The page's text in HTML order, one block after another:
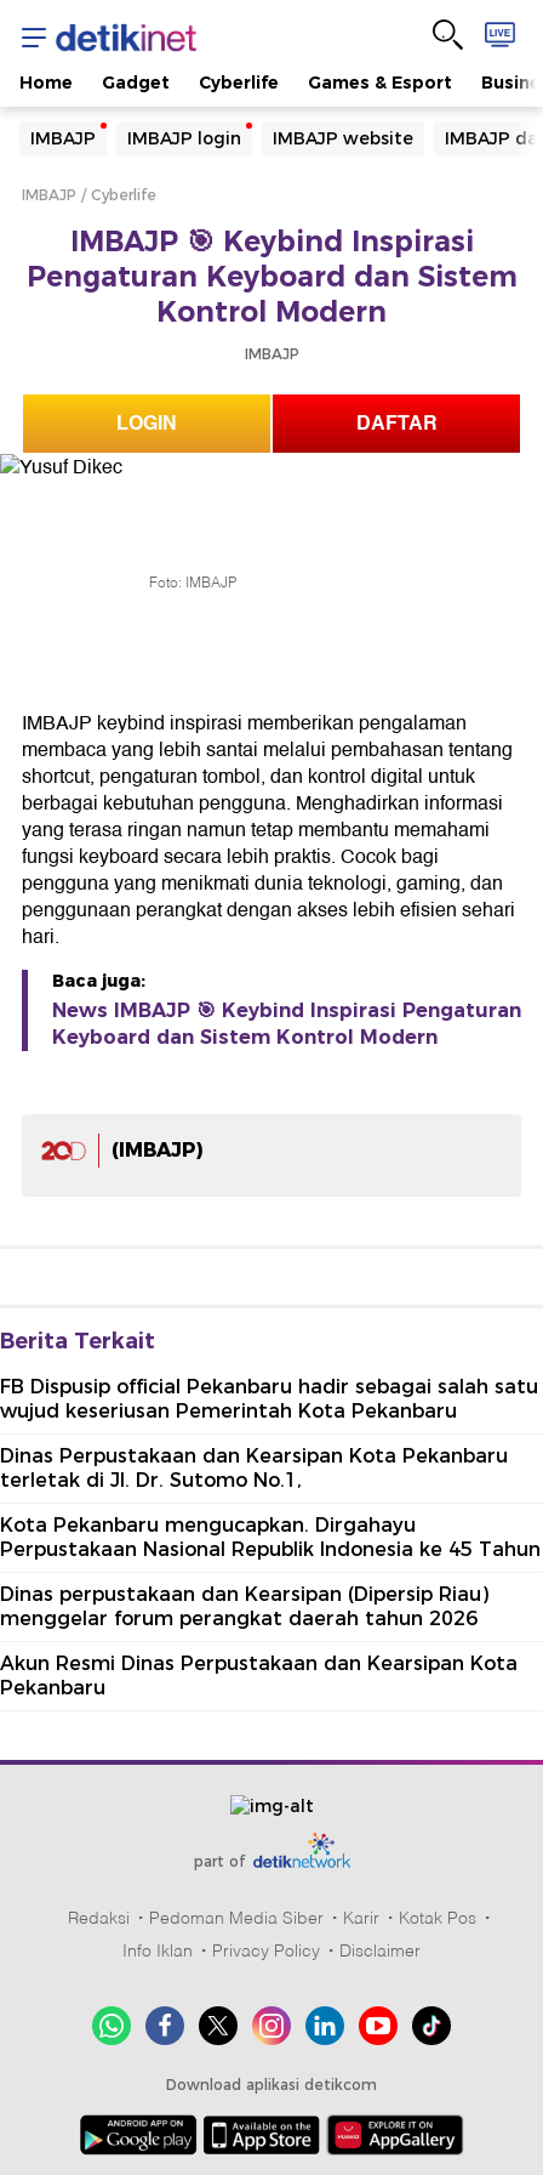
Home Gadget Cyberlife Games & Esport
IMBAJP IMBAJP login IMBAJP website IMBAJP
Yang sedang ramai dicari
Loading...
Loading...
IMBAJP Cyberlife
IMBAJP 🎯 Keybind Inspirasi
Pengaturan Keyboard dan Sistem
Kontrol Modern
IMBAJP
LOGIN DAFTAR
Foto: IMBAJP
IMBAJP keybind inspirasi memberikan pengalaman
membaca yang lebih santai melalui pembahasan tentang
shortcut, pengaturan tombol, dan kontrol digital untuk
berbagai kebutuhan pengguna. Menghadirkan informasi
yang terasa ringan namun tetap membantu memahami
fungsi keyboard secara lebih praktis. Cocok bagi
pengguna yang menikmati dunia teknologi, gaming, dan
penggunaan perangkat dengan akses lebih efisien sehari
hari.
Baca juga:
News IMBAJP 🎯 Keybind Inspirasi Pengaturan
Keyboard dan Sistem Kontrol Modern
(IMBAJP)
Berita Terkait
FB Dispusip official Pekanbaru hadir sebagai salah satu
wujud keseriusan Pemerintah Kota Pekanbaru
Dinas Perpustakaan dan Kearsipan Kota Pekanbaru
terletak di Jl. Dr. Sutomo No.1,
Kota Pekanbaru mengucapkan. Dirgahayu
Perpustakaan Nasional Republik Indonesia ke 45 Tahun
Dinas perpustakaan dan Kearsipan (Dipersip Riau)
menggelar forum perangkat daerah tahun 2026
Akun Resmi Dinas Perpustakaan dan Kearsipan Kota
Pekanbaru
part of
Redaksi Pedoman Media Siber Karir
Kotak Pos
Info Iklan
Privacy Policy Disclaimer
Download aplikasi detikcom